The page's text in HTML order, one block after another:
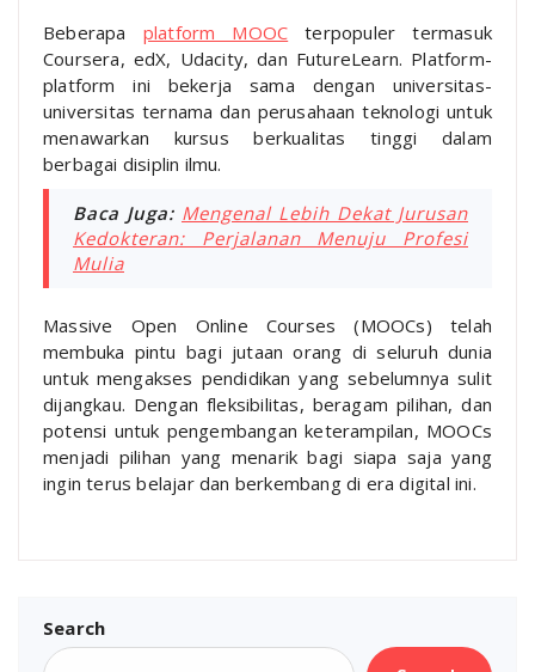
Beberapa platform MOOC terpopuler termasuk
Coursera, edX, Udacity, dan FutureLearn. Platform-
platform ini bekerja sama dengan universitas-
universitas ternama dan perusahaan teknologi untuk
menawarkan kursus berkualitas tinggi dalam
berbagai disiplin ilmu.
Baca Juga: Mengenal Lebih Dekat Jurusan
Kedokteran: Perjalanan Menuju Profesi
Mulia
Massive Open Online Courses (MOOCs) telah
membuka pintu bagi jutaan orang di seluruh dunia
untuk mengakses pendidikan yang sebelumnya sulit
dijangkau. Dengan fleksibilitas, beragam pilihan, dan
potensi untuk pengembangan keterampilan, MOOCs
menjadi pilihan yang menarik bagi siapa saja yang
ingin terus belajar dan berkembang di era digital ini.
Search